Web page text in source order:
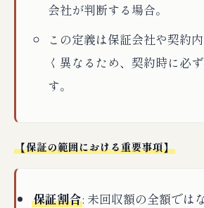
会社が判断する場合。
この定義は保証会社や契約
く異なるため、契約時に必
す。
【保証の範囲における重要事項】
保証割合: 未回収額の全額では